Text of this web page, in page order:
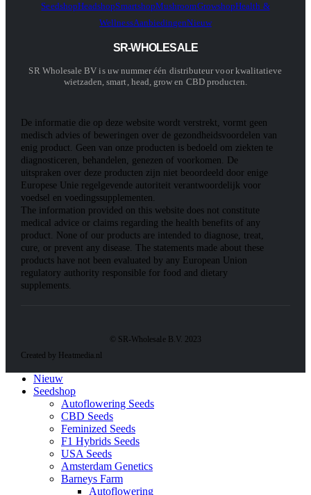
SeedshopHeadshopSmartshopMushroomGrowshopHealth &
WellnessAanbiedingenNieuw
SR-WHOLESALE
SR Wholesale BV is uw nummer één distributeur voor kwalitatieve
wietzaden, smart, head, grow en CBD producten.
De informatie die op deze website wordt verstrekt, vormt geen
medisch advies of beweringen over de gezondheidsvoordelen van
enig product. Geen van onze producten is bedoeld om ziekten te
diagnosticeren, behandelen, genezen of voorkomen. De
uitspraken over deze producten zijn niet beoordeeld door enige
Europese Unie regelgevende autoriteit verantwoordelijk voor
voedsel en voedingssupplementen.
The information provided on this website does not constitute
medical advice or claims regarding the health benefits of any
product. None of our products are intended to diagnose, treat,
cure, or prevent any disease. The statements made about these
products have not been evaluated by any European Union
regulatory authority responsible for food and dietary
supplements.
© SR-Wholesale B.V. 2023
Created by Heatmedia.nl
Nieuw
Seedshop
Autoflowering Seeds
CBD Seeds
Feminized Seeds
F1 Hybrids Seeds
USA Seeds
Amsterdam Genetics
Barneys Farm
Autoflowering